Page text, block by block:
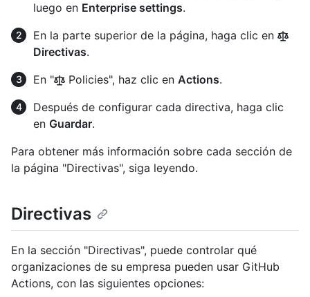
luego en Enterprise settings.
En la parte superior de la página, haga clic en
Directivas.
En "
Policies", haz clic en Actions.
Después de configurar cada directiva, haga clic
en Guardar.
Para obtener más información sobre cada sección de
la página "Directivas", siga leyendo.
Directivas
En la sección "Directivas", puede controlar qué
organizaciones de su empresa pueden usar GitHub
Actions, con las siguientes opciones: